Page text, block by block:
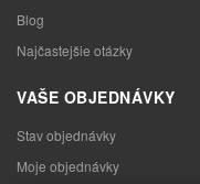
Blog
Najčastejšie otázky
VAŠE OBJEDNÁVKY
Stav objednávky
Moje objednávky